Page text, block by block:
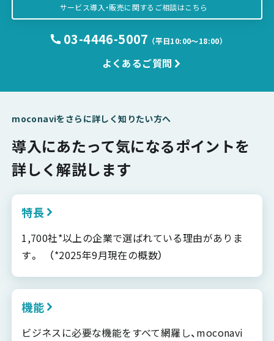
サービス導入・販売に関するご相談はこちら
03-4446-5007 （平日10:00〜18:00）
よくあるご質問
moconaviをさらに詳しく知りたい方へ
導入にあたって気になるポイントを
詳しく解説します
特長
1,700社*以上の企業で選ばれている理由がありま
す。 （*2025年9月現在の概数）
機能
ビジネスに必要な機能をすべて網羅し、moconavi